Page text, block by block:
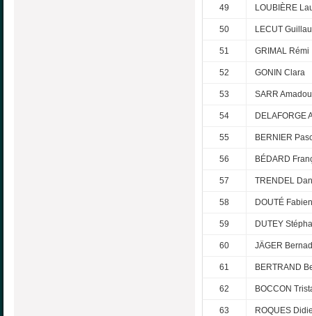
49 LOUBIÈRE
50 LECUT
51 GRIMAL Rémi
52 GONIN Clara
53 SARR Amadou
54 DELAFORGE
55 BERNIER
56 BÉDARD
57 TRENDEL
58 DOUTÉ Fabien
59 DUTEY
60 JÄGER
61 BERTRAND
62 BOCCON
63 ROQUES